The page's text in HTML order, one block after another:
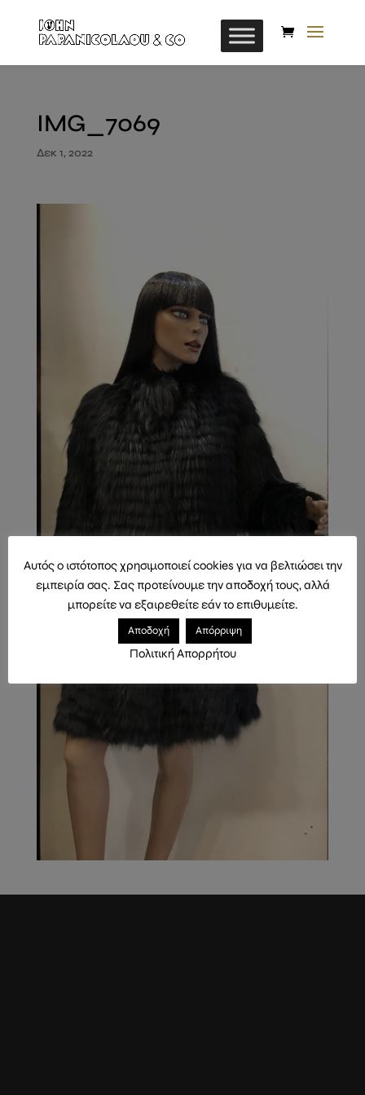
IMG_7069
Δεκ 1, 2022
Αυτός ο ιστότοπος χρησιμοποιεί cookies για να βελτιώσει την
εμπειρία σας. Σας προτείνουμε την αποδοχή τους, αλλά
μπορείτε να εξαιρεθείτε εάν το επιθυμείτε.
Αποδοχή Απόρριψη
Πολιτική Απορρήτου